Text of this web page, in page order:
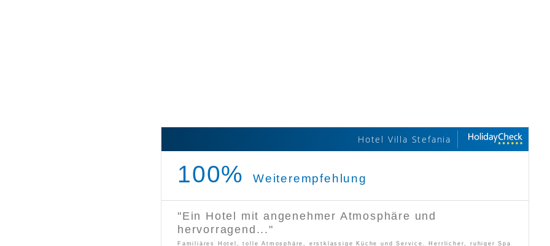
Hotel Villa Stefania
100% Weiterempfehlung
"Ein Hotel mit angenehmer Atmosphäre und
hervorragend..."
Familiäres Hotel, tolle Atmosphäre, erstklassige Küche und Service. Herrlicher, ruhiger Spa